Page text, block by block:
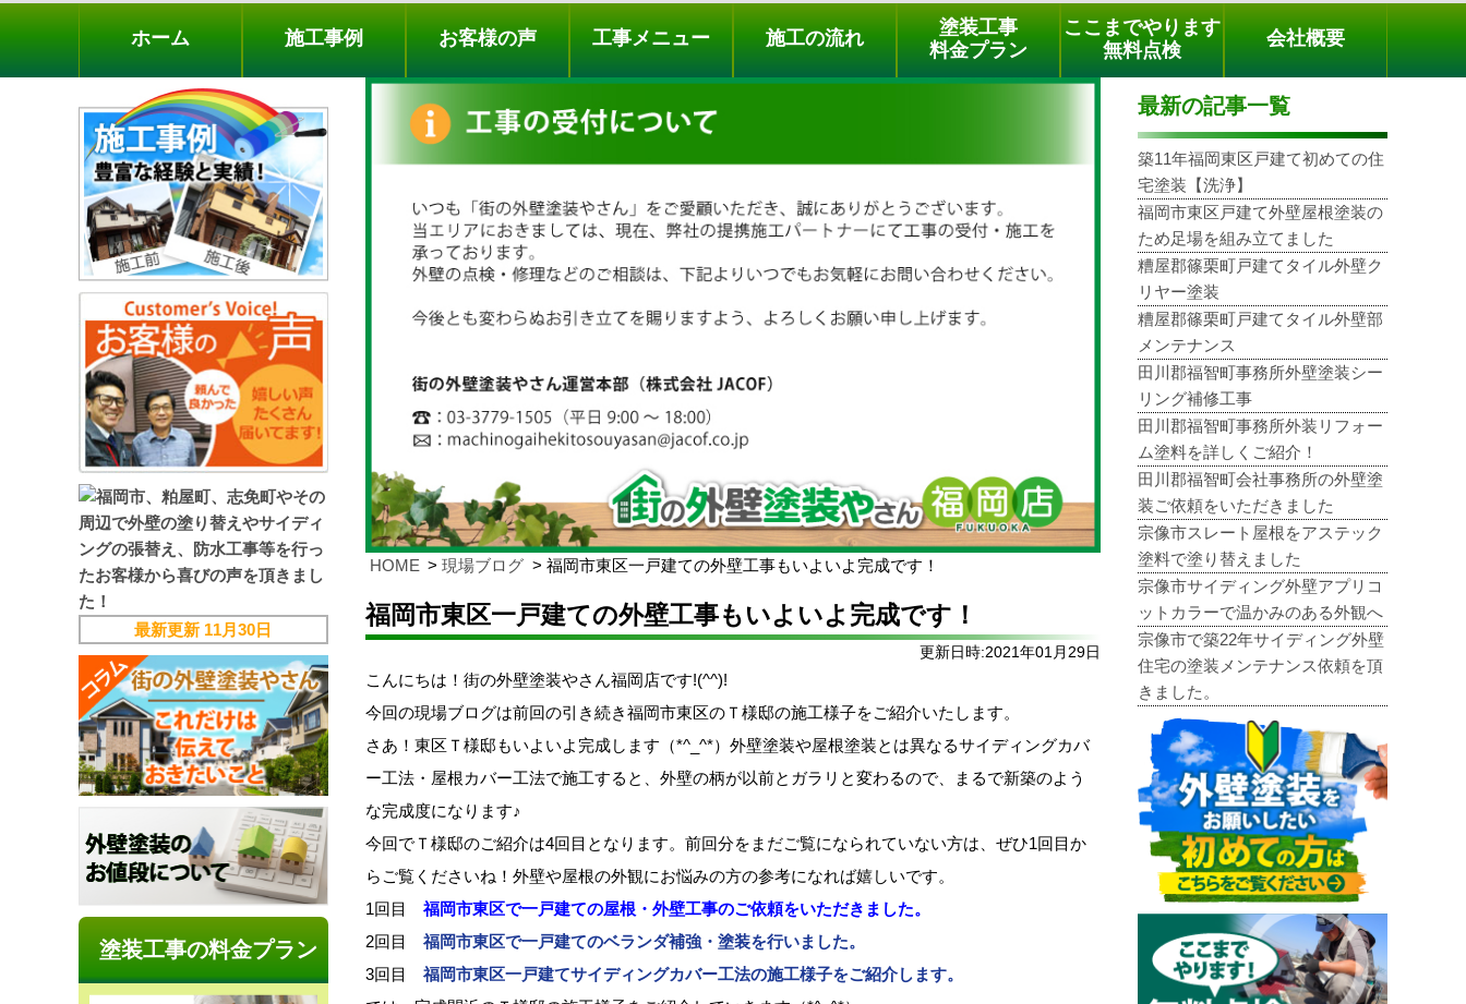
料金プラン 無料点検
電話でのご相談
[9時～18時まで受付中]
phone03-3779-1505
ホーム 施工事例 お客様の声 工事メニュー 施工の流れ
塗装工事
料金プラン
ここまでやります
無料点検
会社概要
HOME 現場ブログ 福岡市東区一戸建ての外壁工事もいよいよ完成です！
福岡市東区一戸建ての外壁工事もいよいよ完成です！
更新日時:2021年01月29日
こんにちは！街の外壁塗装やさん福岡店です!(^^)!
今回の現場ブログは前回の引き続き福岡市東区のＴ様邸の施工様子をご紹介いたします。
さあ！東区Ｔ様邸もいよいよ完成します（*^_^*）外壁塗装や屋根塗装とは異なるサイディングカバ
ー工法・屋根カバー工法で施工すると、外壁の柄が以前とガラリと変わるので、まるで新築のよう
な完成度になります♪
今回でＴ様邸のご紹介は4回目となります。前回分をまだご覧になられていない方は、ぜひ1回目か
らご覧くださいね！外壁や屋根の外観にお悩みの方の参考になれば嬉しいです。
1回目 福岡市東区で一戸建ての屋根・外壁工事のご依頼をいただきました。
2回目 福岡市東区で一戸建てのベランダ補強・塗装を行いました。
3回目 福岡市東区一戸建てサイディングカバー工法の施工様子をご紹介します。
最新の記事一覧
築11年福岡東区戸建て初めての住
宅塗装【洗浄】
福岡市東区戸建て外壁屋根塗装の
ため足場を組み立てました
糟屋郡篠栗町戸建てタイル外壁ク
リヤー塗装
糟屋郡篠栗町戸建てタイル外壁部
メンテナンス
田川郡福智町事務所外壁塗装シー
リング補修工事
田川郡福智町事務所外装リフォー
ム塗料を詳しくご紹介！
田川郡福智町会社事務所の外壁塗
装ご依頼をいただきました
宗像市スレート屋根をアステック
塗料で塗り替えました
宗像市サイディング外壁アプリコ
ットカラーで温かみのある外観へ
宗像市で築22年サイディング外壁
住宅の塗装メンテナンス依頼を頂
きました。
最新更新 11月30日
塗装工事の料金プラン